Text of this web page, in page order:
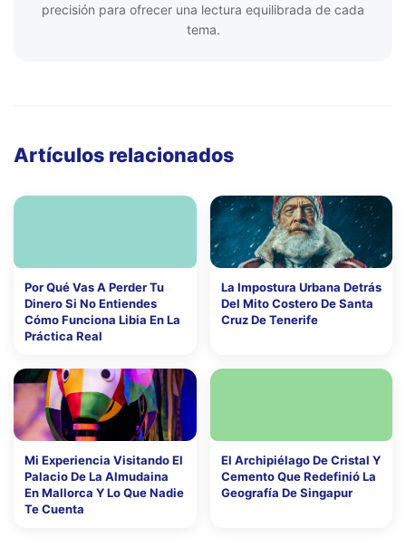
precisión para ofrecer una lectura equilibrada de cada
tema.
Artículos relacionados
Por Qué Vas A Perder Tu
Dinero Si No Entiendes
Cómo Funciona Libia En La
Práctica Real
La Impostura Urbana Detrás
Del Mito Costero De Santa
Cruz De Tenerife
Mi Experiencia Visitando El
Palacio De La Almudaina
En Mallorca Y Lo Que Nadie
Te Cuenta
El Archipiélago De Cristal Y
Cemento Que Redefinió La
Geografía De Singapur